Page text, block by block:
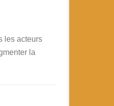
les acteurs
la